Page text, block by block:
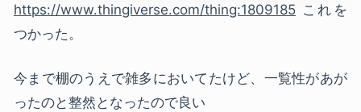
https://www.thingiverse.com/thing:1809185 これを
つかった。
今まで棚のうえで雑多においてたけど、一覧性があが
ったのと整然となったので良い